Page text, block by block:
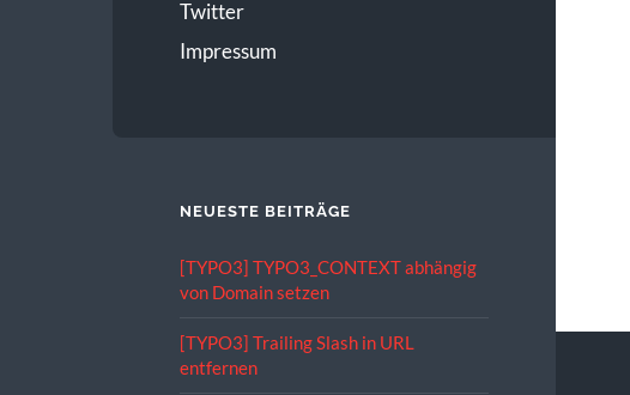
Twitter
Impressum
NEUESTE BEITRÄGE
[TYPO3] TYPO3_CONTEXT abhängig
von Domain setzen
[TYPO3] Trailing Slash in URL
entfernen